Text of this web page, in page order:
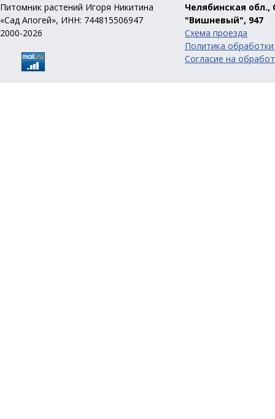
Питомник растений Игоря Никитина
«Сад Апогей», ИНН: 744815506947
2000-2026
Челябинская обл.,
"Вишневый", 947
Схема проезда
Политика
Согласие на